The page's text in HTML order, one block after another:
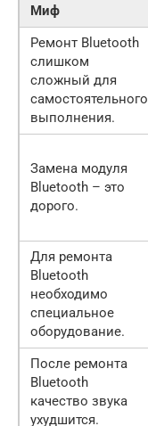
Миф
Ремонт Bluetooth
слишком
сложный для
самостоятельного
выполнения.
Замена модуля
Bluetooth – это
дорого.
Для ремонта
Bluetooth
необходимо
специальное
оборудование.
После ремонта
Bluetooth
качество звука
ухудшится.